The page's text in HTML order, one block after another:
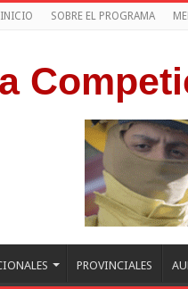
INICIO SOBRE EL PROGRAMA
PROVINCIALES